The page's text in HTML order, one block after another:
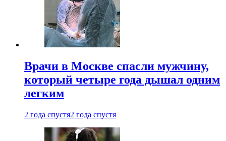
Врачи в Москве спасли мужчину,
который четыре года дышал одним
легким
2 года спустя2 года спустя